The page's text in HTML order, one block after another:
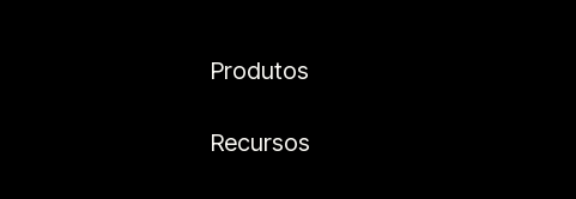
Produtos
Recursos